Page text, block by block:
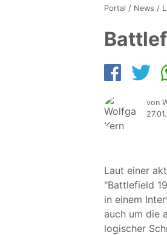
Portal / News /
von
Laut einer
"Battlefield
in einem
auch um die
logischer